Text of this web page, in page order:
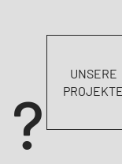
UNSERE